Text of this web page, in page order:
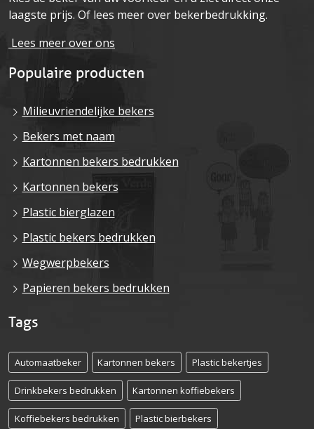
laagste prijs. Of lees meer over bekerbedrukking.
Lees meer over ons
Populaire producten
Milieuvriendelijke bekers
Bekers met naam
Kartonnen bekers bedrukken
Kartonnen bekers
Plastic bierglazen
Plastic bekers bedrukken
Wegwerpbekers
Papieren bekers bedrukken
Tags
Automaatbeker Kartonnen bekers Plastic bekertjes
Drinkbekers bedrukken Kartonnen koffiebekers
Koffiebekers bedrukken Plastic bierbekers